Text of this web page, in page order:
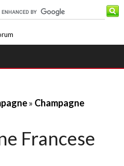
» Champagne
Francese